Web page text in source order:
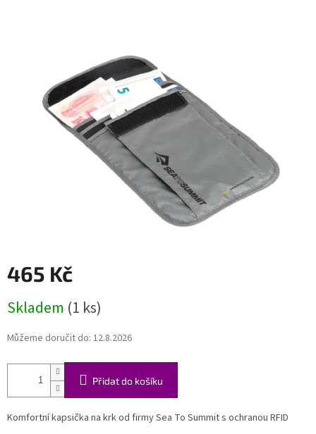
465 Kč
cena:
Skladem (1 ks)
Můžeme doručit do: 12.8.2026
Přidat do košíku
Komfortní kapsička na krk od firmy Sea To Summit s ochranou RFID